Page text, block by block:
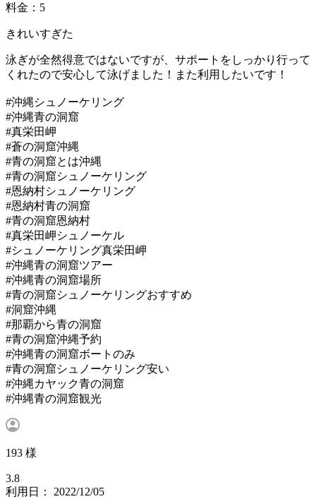
料金：5
きれいすぎた
泳ぎが全然得意ではないですが、サポートをしっかり行って
くれたので安心して泳げました！また利用したいです！
#沖縄シュノーケリング
#沖縄青の洞窟
#真栄田岬
#蒼の洞窟沖縄
#青の洞窟とは沖縄
#青の洞窟シュノーケリング
#恩納村シュノーケリング
#恩納村青の洞窟
#青の洞窟恩納村
#真栄田岬シュノーケル
#シュノーケリング真栄田岬
#沖縄青の洞窟ツアー
#沖縄青の洞窟場所
#青の洞窟シュノーケリングおすすめ
#洞窟沖縄
#那覇から青の洞窟
#青の洞窟沖縄予約
#沖縄青の洞窟ボートのみ
#青の洞窟シュノーケリング安い
#沖縄カヤック青の洞窟
#沖縄青の洞窟観光
193 様
3.8
利用日： 2022/12/05